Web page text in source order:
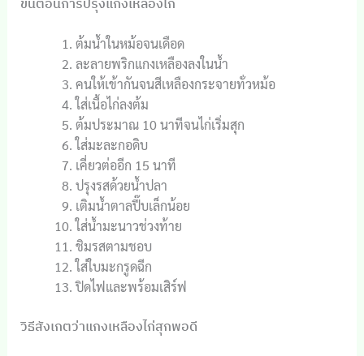
ต้มน้ำในหม้อจนเดือด
ละลายพริกแกงเหลืองลงในน้ำ
คนให้เข้ากันจนสีเหลืองกระจายทั่วหม้อ
ใส่เนื้อไก่ลงต้ม
ต้มประมาณ 10 นาทีจนไก่เริ่มสุก
ใส่มะละกอดิบ
เคี่ยวต่ออีก 15 นาที
ปรุงรสด้วยน้ำปลา
เติมน้ำตาลปี๊บเล็กน้อย
ใส่น้ำมะนาวช่วงท้าย
ชิมรสตามชอบ
ใส่ใบมะกรูดฉีก
ปิดไฟและพร้อมเสิร์ฟ
วิธีสังเกตว่าแกงเหลืองไก่สุกพอดี